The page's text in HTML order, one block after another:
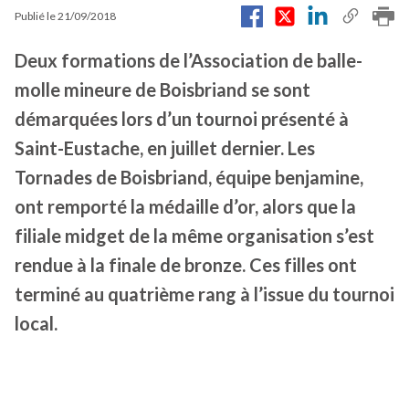
Publié le21/09/2018
Deux formations de l’Association de balle-
molle mineure de Boisbriand se sont
démarquées lors d’un tournoi présenté à
Saint-Eustache, en juillet dernier. Les
Tornades de Boisbriand, équipe benjamine,
ont remporté la médaille d’or, alors que la
filiale midget de la même organisation s’est
rendue à la finale de bronze. Ces filles ont
terminé au quatrième rang à l’issue du tournoi
local.